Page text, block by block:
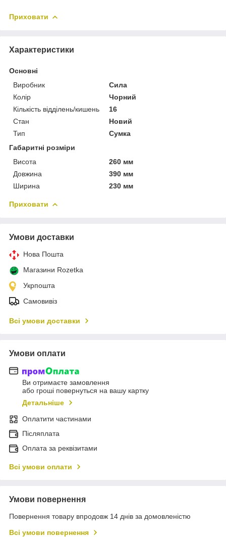
Приховати
Характеристики
Основні
Виробник
Сила
Колір
Чорний
Кількість відділень/кишень
16
Стан
Новий
Тип
Сумка
Габаритні розміри
Висота
260 мм
Довжина
390 мм
Ширина
230 мм
Приховати
Умови доставки
Нова Пошта
Магазини Rozetka
Укрпошта
Самовивіз
Всі умови доставки
Умови оплати
Ви отримаєте замовлення
або гроші повернуться на вашу картку
Детальніше
Оплатити частинами
Післяплата
Оплата за реквізитами
Всі умови оплати
Умови повернення
Повернення товару впродовж 14 днів за домовленістю
Всі умови повернення